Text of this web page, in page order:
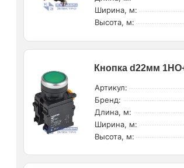
Ширина, м:
Высота, м:
Кнопка d22мм
Артикул:
Бренд:
Длина, м:
Ширина, м:
Высота, м: